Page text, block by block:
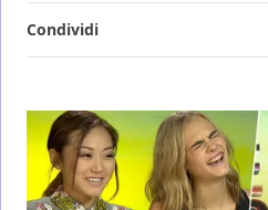
Condividi